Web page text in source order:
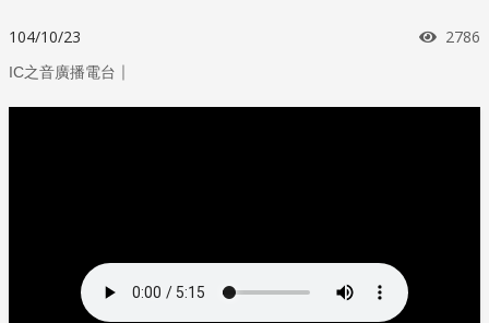
104/10/23 瀏覽
2786
IC之音廣播電台 ｜